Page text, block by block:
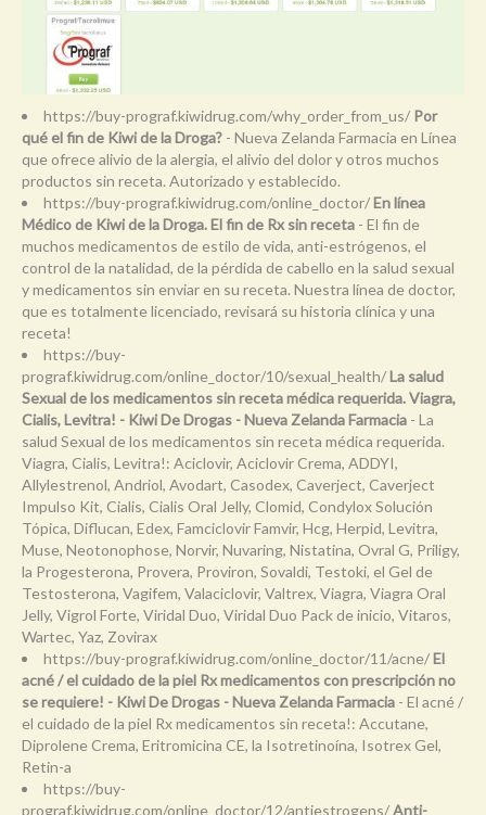
https://buy-prograf.kiwidrug.com/why_order_from_us/ Por
qué el fin de Kiwi de la Droga? - Nueva Zelanda Farmacia en Línea
que ofrece alivio de la alergia, el alivio del dolor y otros muchos
productos sin receta. Autorizado y establecido.
https://buy-prograf.kiwidrug.com/online_doctor/En línea
Médico de Kiwi de la Droga. El fin de Rx sin receta - El fin de
muchos medicamentos de estilo de vida, anti-estrógenos, el
control de la natalidad, de la pérdida de cabello en la salud sexual
y medicamentos sin enviar en su receta. Nuestra línea de doctor,
que es totalmente licenciado, revisará su historia clínica y una
receta!
https://buy-
prograf.kiwidrug.com/online_doctor/10/sexual_health/La salud
Sexual de los medicamentos sin receta médica requerida. Viagra,
Cialis, Levitra! - Kiwi De Drogas - Nueva Zelanda Farmacia - La
salud Sexual de los medicamentos sin receta médica requerida.
Viagra, Cialis, Levitra!: Aciclovir, Aciclovir Crema, ADDYI,
Allylestrenol, Andriol, Avodart, Casodex, Caverject, Caverject
Impulso Kit, Cialis, Cialis Oral Jelly, Clomid, Condylox Solución
Tópica, Diflucan, Edex, Famciclovir Famvir, Hcg, Herpid, Levitra,
Muse, Neotonophose, Norvir, Nuvaring, Nistatina, Ovral G, Priligy,
la Progesterona, Provera, Proviron, Sovaldi, Testoki, el Gel de
Testosterona, Vagifem, Valaciclovir, Valtrex, Viagra, Viagra Oral
Jelly, Vigrol Forte, Viridal Duo, Viridal Duo Pack de inicio, Vitaros,
Wartec, Yaz, Zovirax
https://buy-prograf.kiwidrug.com/online_doctor/11/acne/El
acné / el cuidado de la piel Rx medicamentos con prescripción no
se requiere! - Kiwi De Drogas - Nueva Zelanda Farmacia - El acné /
el cuidado de la piel Rx medicamentos sin receta!: Accutane,
Diprolene Crema, Eritromicina CE, la Isotretinoína, Isotrex Gel,
Retin-a
https://buy-
prograf.kiwidrug.com/online_doctor/12/antiestrogens/Anti-